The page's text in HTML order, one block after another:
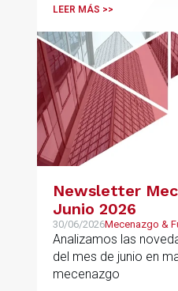
LEER MÁS >>
Newsletter
Junio 2026
30/06/2026Mecenazgo &
Analizamos las
del mes de junio en
mecenazgo